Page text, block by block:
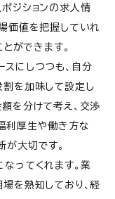
ジションの求人情
価値を把握していれ
とができます。
にしつつも、自分
割を加味して設定し
を分けて考え、交渉
利厚生や働き方な
大切です。
ってくれます。業
を熟知しており、経